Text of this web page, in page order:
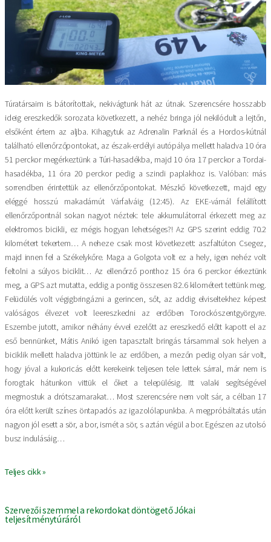
Túratársaim is bátorítottak, nekivágtunk hát az útnak. Szerencsére hosszabb
ideig ereszkedők sorozata következett, a nehéz bringa jól nekilódult a lejtőn,
elsőként értem az aljba. Kihagytuk az Adrenalin Parknál és a Hordos-kútnál
található ellenőrzőpontokat, az észak-erdélyi autópálya mellett haladva 10 óra
51 perckor megérkeztünk a Túri-hasadékba, majd 10 óra 17 perckor a Tordai-
hasadékba, 11 óra 20 perckor pedig a szindi paplakhoz is. Valóban: más
sorrendben érintettük az ellenőrzőpontokat. Mészkő következett, majd egy
eléggé hosszú makadámút Várfalváig (12:45). Az EKE-várnál felállított
ellenőrzőpontnál sokan nagyot néztek: tele akkumulátorral érkezett meg az
elektromos bicikli, ez mégis hogyan lehetséges?! Az GPS szerint eddig 70.2
kilométert tekertem… A neheze csak most következett: aszfaltúton Csegez,
majd innen fel a Székelykőre. Maga a Golgota volt ez a hely, igen nehéz volt
feltolni a súlyos biciklit… Az ellenőrző ponthoz 15 óra 6 perckor érkeztünk
meg, a GPS azt mutatta, eddig a pontig összesen 82.6 kilométert tettünk meg.
Felüdülés volt végigbringázni a gerincen, sőt, az addig elviseltekhez képest
valóságos élvezet volt leereszkedni az erdőben Torockószentgyörgyre.
Eszembe jutott, amikor néhány évvel ezelőtt az ereszkedő előtt kapott el az
eső bennünket, Mátis Anikó igen tapasztalt bringás társammal sok helyen a
biciklik mellett haladva jöttünk le az erdőben, a mezőn pedig olyan sár volt,
hogy jóval a kukoricás előtt kerekeink teljesen tele lettek sárral, már nem is
forogtak: hátunkon vittük el őket a településig. Itt valaki segítségével
megmostuk a drótszamarakat… Most szerencsére nem volt sár, a célban 17
óra előtt került színes öntapadós az igazolólapunkba. A megpróbáltatás után
nagyon jól esett a sör, a bor, ismét a sör, s aztán végül a bor. Egészen az utolsó
busz indulásáig…
Teljes cikk »
Szervezői szemmel a rekordokat döntögető Jókai
teljesítménytúráról